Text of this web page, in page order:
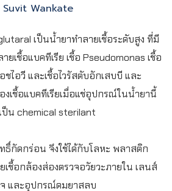
Wankate
เป็นน้ำยาทำลายเชื้อระดับสูง ที่มี
เชื้อแบคทีเรีย เชื้อ Pseudomonas เชื้อ
อชไอวี และเชื้อไวรัสตับอักเสบบี และ
เชื้อแบคทีเรียเมื่อแช่อุปกรณ์ในน้ำยานี้
ป็น chemical sterilant
ธิ์กัดกร่อน จึงใช้ได้กับโลหะ พลาสติก
เชื้อกล้องส่องตรวจอวัยวะภายใน เลนส์
และอุปกรณ์ดมยาสลบ